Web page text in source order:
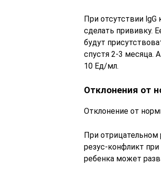
При отсутствии lgG
сделать прививку.
будут
спустя 2-3 месяца.
10 Ед/мл.
Отклонения от
Отклонение от
При отрицательном
резус-конфликт
ребенка может